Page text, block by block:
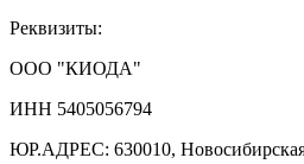
Реквизиты:
ООО "КИОДА"
ИНН 5405056794
ЮР.АДРЕС: 630010, Новосибирская